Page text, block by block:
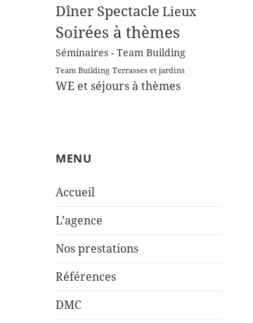
Dîner Spectacle Lieux
Soirées à thèmes
Séminaires - Team Building
Team Building Terrasses et jardins
WE et séjours à thèmes
MENU
Accueil
L’agence
Nos prestations
Références
DMC